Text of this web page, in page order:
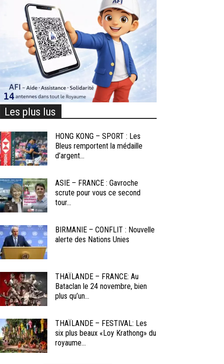
Les plus lus
HONG KONG – SPORT : Les
Bleus remportent la médaille
d’argent...
ASIE – FRANCE : Gavroche
scrute pour vous ce second
tour...
BIRMANIE – CONFLIT : Nouvelle
alerte des Nations Unies
THAÏLANDE – FRANCE: Au
Bataclan le 24 novembre, bien
plus qu’un...
THAÏLANDE – FESTIVAL: Les
six plus beaux «Loy Krathong» du
royaume...